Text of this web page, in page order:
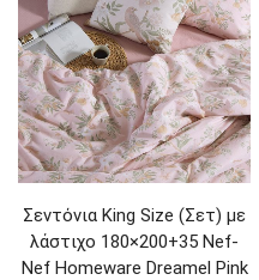
Σεντόνια King Size (Σετ) με
λάστιχο 180×200+35 Nef-
Nef Homeware Dreamel Pink